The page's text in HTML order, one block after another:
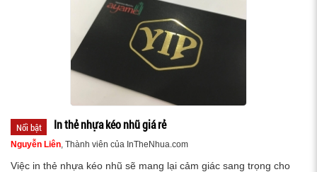
Nổi bật In thẻ nhựa kéo nhũ giá rẻ
Nguyễn Liên, Thành viên của InTheNhua.com
Việc in thẻ nhựa kéo nhũ sẽ mang lại cảm giác sang trọng cho